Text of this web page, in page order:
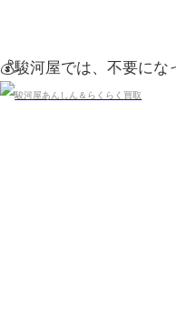
💰駿河屋では、不要にな